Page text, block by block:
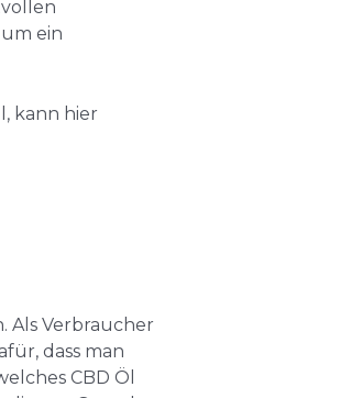
ein
kann hier
Als Verbraucher
dass man
CBD Öl